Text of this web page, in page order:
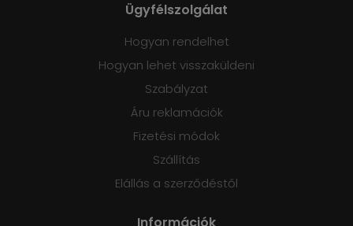
Ügyfélszolgálat
Hogyan rendelhet
Hogyan lehet visszaküldeni
Szabályzat
Áru reklamációk
Fizetési módok
Szállítás
Elállás a szerződéstől